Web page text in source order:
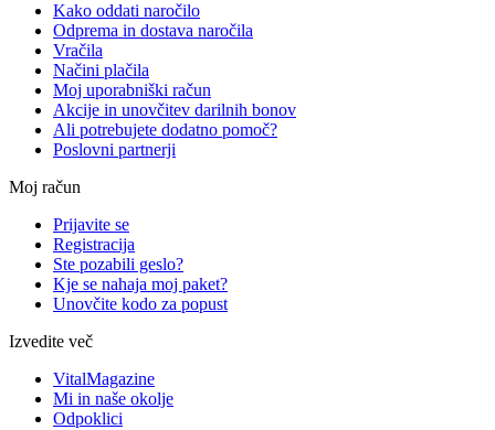
Kako oddati naročilo
Odprema in dostava naročila
Vračila
Načini plačila
Moj uporabniški račun
Akcije in unovčitev darilnih bonov
Ali potrebujete dodatno pomoč?
Poslovni partnerji
Moj račun
Prijavite se
Registracija
Ste pozabili geslo?
Kje se nahaja moj paket?
Unovčite kodo za popust
Izvedite več
VitalMagazine
Mi in naše okolje
Odpoklici